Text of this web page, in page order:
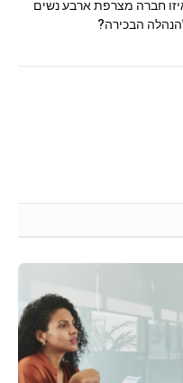
חברה מצרפת ארבע נשים
הבכירה?